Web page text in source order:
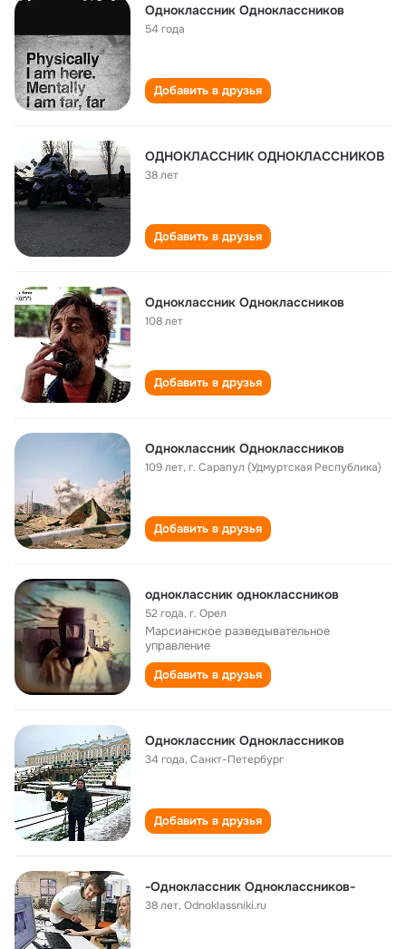
Одноклассник Одноклассников
54 года
Добавить в друзья
ОДНОКЛАССНИК ОДНОКЛАССНИКОВ
38 лет
Добавить в друзья
Одноклассник Одноклассников
108 лет
Добавить в друзья
Одноклассник Одноклассников
109 лет,г. Сарапул (Удмуртская Республика)
Добавить в друзья
одноклассник одноклассников
52 года,г. Орел
Марсианское разведывательное
управление
Добавить в друзья
Одноклассник Одноклассников
34 года,Санкт-Петербург
Добавить в друзья
-Одноклассник Одноклассников-
38 лет,Odnoklassniki.ru